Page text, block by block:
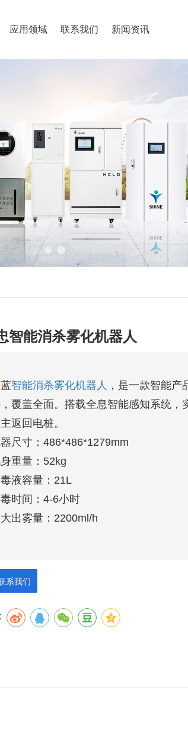
应用领域 联系我们 新闻资讯
智能消杀雾化机器人
智能消杀雾化机器人 ，是一款智能
覆盖全面。搭载全息智能感知系统
返回电桩。
尺寸：486*486*1279mm
重量：52kg
液容量：21L
时间：4-6小时
出雾量：2200ml/h
系我们